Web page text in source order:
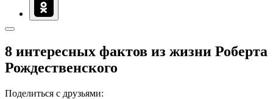
8 интересных фактов из жизни Роберта
Рождественского
Поделиться с друзьями: